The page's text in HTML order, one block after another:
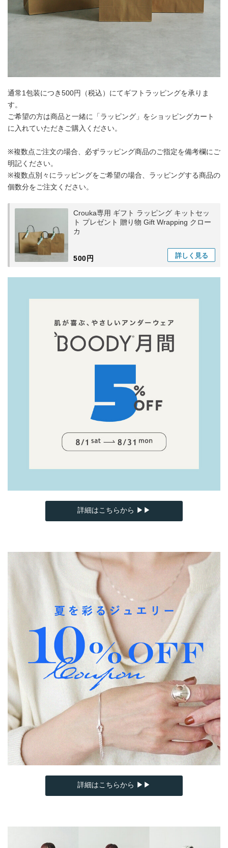
通常1包装につき500円（税込）にてギフトラッピングを承りま
す。
ご希望の方は商品と一緒に「ラッピング」をショッピングカート
に入れていただきご購入ください。
※複数点ご注文の場合、必ずラッピング商品のご指定を備考欄にご
明記ください。
※複数点別々にラッピングをご希望の場合、ラッピングする商品の
個数分をご注文ください。
Crouka専用 ギフト ラッピング キットセッ
ト プレゼント 贈り物 Gift Wrapping クロー
カ
500円 詳しく 見る
詳細はこちらから ▶▶
詳細はこちらから ▶▶